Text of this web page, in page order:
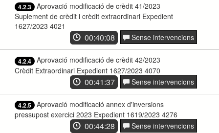
4.2.3
Aprovació modificació de crèdit 41/2023
Suplement de crèdit i crèdit extraordinari Expedient
1627/2023 4021
00:40:08 Sense intervencions
4.2.4
Aprovació modificació de crèdit 42/2023
Crèdit Extraordinari Expedient 1627/2023 4070
00:41:37 Sense intervencions
4.2.5
Aprovació modificació annex d'inversions
pressupost exercici 2023 Expedient 1619/2023 4276
00:44:28 Sense intervencions